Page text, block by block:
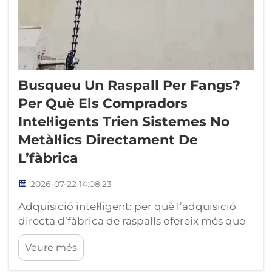
Busqueu Un Raspall Per Fangs?
Per Què Els Compradors
Intel·ligents Trien Sistemes No
Metàl·lics Directament De
L’fàbrica
2026-07-22 14:08:23
Adquisició intel·ligent: per què l’adquisició
directa d’fàbrica de raspalls ofereix més que
només el preu. Els gestors d’adquisicions en
plantes de tractament d’aigües residuals es
troben davant d’un problema de cadena
Veure més